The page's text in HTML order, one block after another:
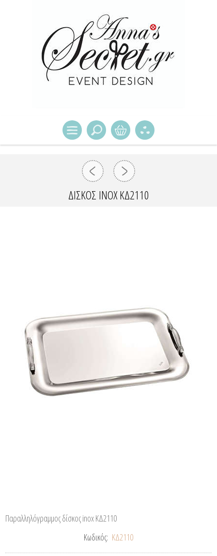
ΔΙΣΚΟΣ INOX ΚΔ2110
Παραλληλόγραμμος δίσκος inox ΚΔ2110
Κωδικός: ΚΔ2110